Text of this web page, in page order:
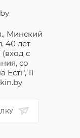
Минский
40 лет
с
со
11